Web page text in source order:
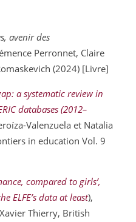
avenir des
Perronnet, Claire
(2024) [Livre]
a systematic review in
databases (2012–
Valenzuela et Natalia
in education Vol. 9
compared to girls’,
ELFE’s data at least),
Thierry, British